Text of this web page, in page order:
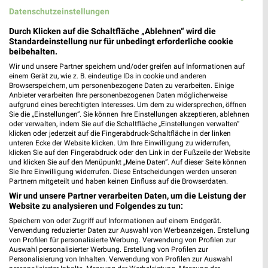
Gültig bis So. 16.08.
XXXLutz
28,4 km
Badezimmer-Testerinnen
Noch heute gültig
XXXLutz
28,4 km
Büro Spezial
Gültig bis Fr. 14.08.
Datenschutzeinstellungen
Durch Klicken auf die Schaltfläche „Ablehnen“ wird die
Standardeinstellung nur für unbedingt erforderliche cookie
beibehalten.
Wir und unsere Partner speichern und/oder greifen auf Informationen auf
einem Gerät zu, wie z. B. eindeutige IDs in cookie und anderen
Browserspeichern, um personenbezogene Daten zu verarbeiten. Einige
Anbieter verarbeiten Ihre personenbezogenen Daten möglicherweise
aufgrund eines berechtigten Interesses. Um dem zu widersprechen, öffnen
Sie die „Einstellungen“. Sie können Ihre Einstellungen akzeptieren, ablehnen
oder verwalten, indem Sie auf die Schaltfläche „Einstellungen verwalten“
klicken oder jederzeit auf die Fingerabdruck-Schaltfläche in der linken
unteren Ecke der Website klicken. Um Ihre Einwilligung zu widerrufen,
klicken Sie auf den Fingerabdruck oder den Link in der Fußzeile der Website
und klicken Sie auf den Menüpunkt „Meine Daten“. Auf dieser Seite können
Sie Ihre Einwilligung widerrufen. Diese Entscheidungen werden unseren
Partnern mitgeteilt und haben keinen Einfluss auf die Browserdaten.
Wir und unsere Partner verarbeiten Daten, um die Leistung der
Website zu analysieren und Folgendes zu tun:
Speichern von oder Zugriff auf Informationen auf einem Endgerät.
Verwendung reduzierter Daten zur Auswahl von Werbeanzeigen. Erstellung
von Profilen für personalisierte Werbung. Verwendung von Profilen zur
Auswahl personalisierter Werbung. Erstellung von Profilen zur
Personalisierung von Inhalten. Verwendung von Profilen zur Auswahl